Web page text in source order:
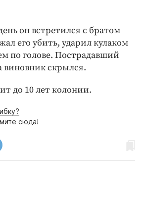
он встретился с братом
его убить, ударил кулаком
по голове. Пострадавший
виновник скрылся.
до 10 лет колонии.
сюда!